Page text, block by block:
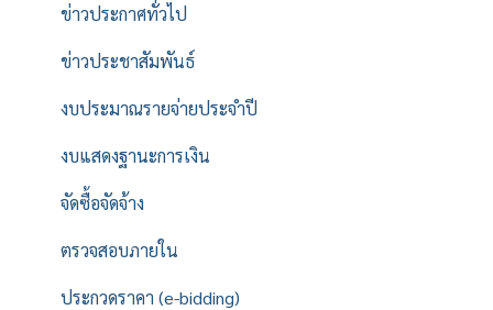
ข่าวประกาศทั่วไป
ข่าวประชาสัมพันธ์
งบประมาณรายจ่ายประจำปี
งบแสดงฐานะการเงิน
จัดซื้อจัดจ้าง
ตรวจสอบภายใน
ประกวดราคา (e-bidding)